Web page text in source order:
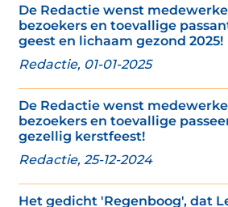
De Redactie wenst
bezoekers en toevallige
geest en lichaam gezond 2025!
Redactie, 01-01-2025
De Redactie wenst
bezoekers en toevallige
gezellig kerstfeest!
Redactie, 25-12-2024
Het gedicht 'Regenboog', dat